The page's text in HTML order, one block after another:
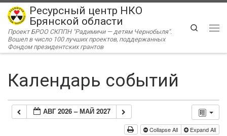
Перейти к содержимому
Ресурсный центр НКО
Брянской области
Проект БРОО СКППН "Радимичи — детям Чернобыля".
Вошел в число 100 лучших проектов, поддержанных
Фондом президентских грантов
Search
Календарь событий
АВГ 2026 – МАЙ 2027
Collapse All Expand All